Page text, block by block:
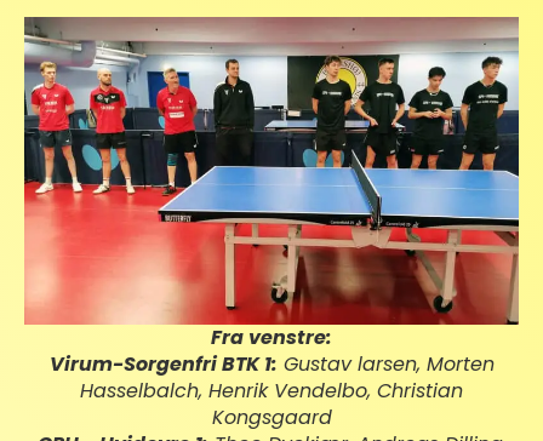
Fra venstre:
Virum-Sorgenfri BTK 1: Gustav larsen, Morten
Hasselbalch, Henrik Vendelbo, Christian
Kongsgaard